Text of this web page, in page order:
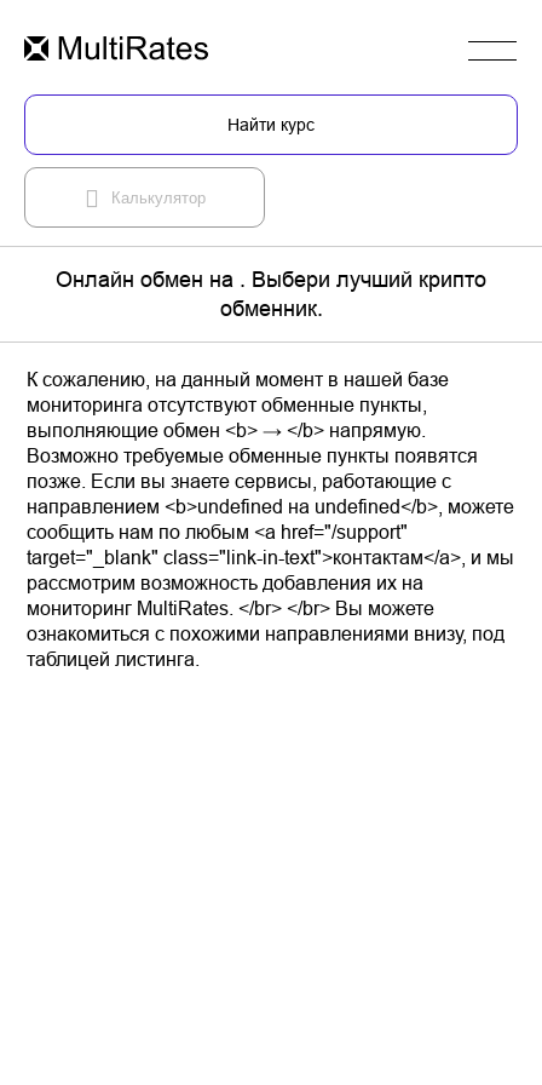
Найти курс
Калькулятор
Онлайн обмен на . Выбери лучший крипто
обменник.
К сожалению, на данный момент в нашей базе
мониторинга отсутствуют обменные пункты,
выполняющие обмен <b> → </b> напрямую.
Возможно требуемые обменные пункты появятся
позже. Если вы знаете сервисы, работающие с
направлением <b>undefined на undefined</b>, можете
сообщить нам по любым <a href="/support"
target="_blank" class="link-in-text">контактам</a>, и мы
рассмотрим возможность добавления их на
мониторинг MultiRates. </br> </br> Вы можете
ознакомиться с похожими направлениями внизу, под
таблицей листинга.